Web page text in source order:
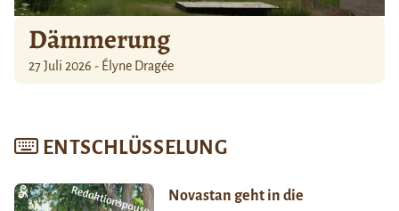
Dämmerung
27 Juli 2026 - Élyne Dragée
ENTSCHLÜSSELUNG
Novastan geht in die